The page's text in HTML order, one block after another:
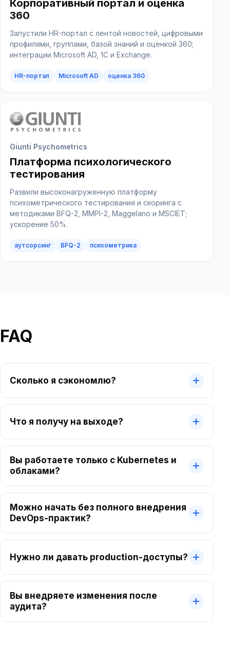
HRTech обратная связь enterprise
Корпоративный портал и оценка
360
Запустили HR-портал с лентой новостей, цифровыми
профилями, группами, базой знаний и оценкой 360;
интеграции Microsoft AD, 1С и Exchange.
HR-портал Microsoft AD оценка 360
Giunti Psychometrics
Платформа психологического
тестирования
Развили высоконагруженную платформу
психометрического тестирования и скоринга с
методиками BFQ-2, MMPI-2, Maggelano и MSCIET;
ускорение 50%.
аутсорсинг BFQ-2 психометрика
HR-аналитика дашборды BI
личный кабинет страхование enterprise
HR-портал финтех employee experience
FAQ
Сколько я сэкономлю?
Что я получу на выходе?
Вы работаете только с Kubernetes и
облаками?
Можно начать без полного внедрения
DevOps-практик?
Нужно ли давать production-доступы?
Вы внедряете изменения после
аудита?